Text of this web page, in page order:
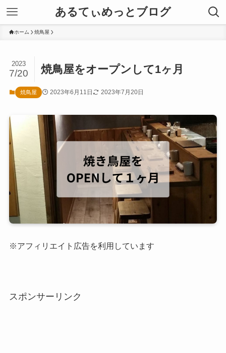
あるてぃめっとブログ
ホーム 焼鳥屋
焼鳥屋をオープンして1ヶ月
2023
7/20
焼鳥屋 2023年6月11日 2023年7月20日
※アフィリエイト広告を利用しています
スポンサーリンク